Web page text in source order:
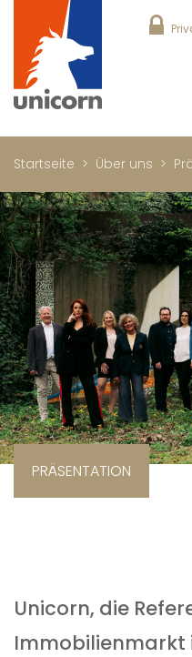
Startseite Über uns
PRÄSENTATION
Unicorn, die
Immobilienmarkt